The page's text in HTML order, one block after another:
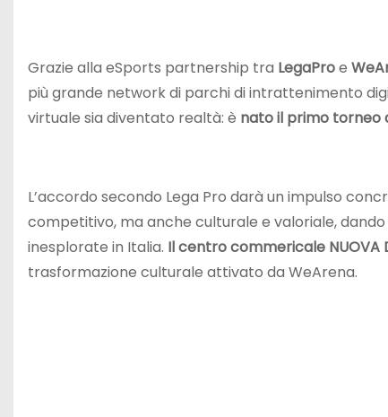
Grazie alla eSports partnership tra LegaProe
più grande network di parchi di intrattenimento
virtuale sia diventato realtà: è nato il primo torneo
L’accordo secondo Lega Pro darà un impulso
competitivo, ma anche culturale e valoriale,
inesplorate in Italia. Il centro commericale
trasformazione culturale attivato da WeArena.